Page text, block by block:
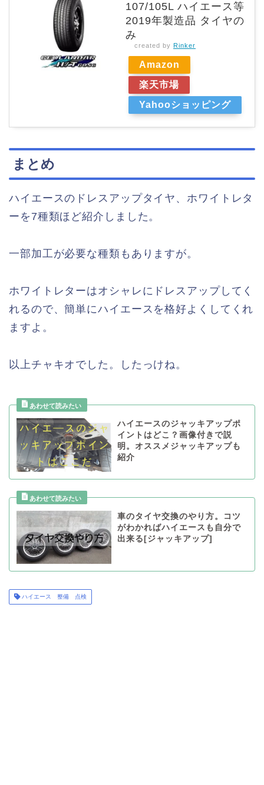
107/105L ハイエース等
2019年製造品 タイヤの
み
created by Rinker
Amazon
楽天市場
Yahooショッピング
まとめ
ハイエースのドレスアップタイヤ、ホワイトレタ
ーを7種類ほど紹介しました。
一部加工が必要な種類もありますが。
ホワイトレターはオシャレにドレスアップしてく
れるので、簡単にハイエースを格好よくしてくれ
ますよ。
以上チャキオでした。したっけね。
ハイエースのジャッキアップポ
イントはどこ？画像付きで説
明。オススメジャッキアップも
紹介
車のタイヤ交換のやり方。コツ
がわかればハイエースも自分で
出来る[ジャッキアップ]
ハイエース 整備 点検